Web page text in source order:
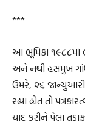
***
આ ભૂમિકા ૧૯૮૮માં
અને નથી હસમુખ
ઉંમરે, ૨૬ જાન્યુઆરી
રહ્યા હોત તો
યાદ કરીને પેલા